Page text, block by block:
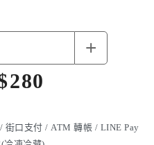
+
280
街口支付 / ATM 轉帳 / LINE Pay